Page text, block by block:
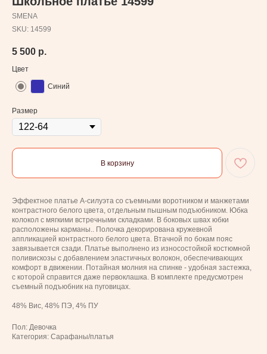
SMENA
SKU: 14599
5 500 р.
Цвет
Синий
Размер
В корзину
Эффектное платье А-силуэта со съемными воротником и манжетами
контрастного белого цвета, отдельным пышным подъюбником. Юбка
колокол с мягкими встречными складками. В боковых швах юбки
расположены карманы.. Полочка декорирована кружевной
аппликацией контрастного белого цвета. Втачной по бокам пояс
завязывается сзади. Платье выполнено из износостойкой костюмной
поливискозы с добавлением эластичных волокон, обеспечивающих
комфорт в движении. Потайная молния на спинке - удобная застежка,
с которой справится даже первоклашка. В комплекте предусмотрен
съемный подъюбник на пуговицах.
48% Вис, 48% ПЭ, 4% ПУ
Пол: Девочка
Категория: Сарафаны/платья